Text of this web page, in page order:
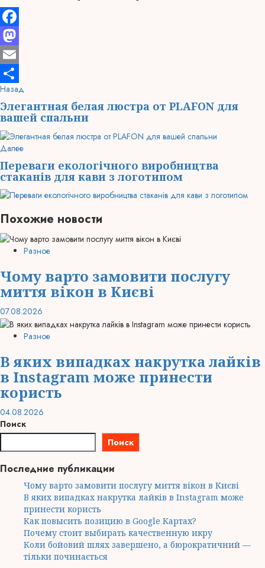
Facebook
Mastodon
Email
Отправить
Продолжить
чтение
Назад
Элегантная белая люстра от PLAFON для
вашей спальни
ДалееСледующая
Переваги екологічного виробництва
стаканів для кави з логотипом
Похожие новости
Разное
Чому варто замовити послугу
миття вікон в Києві
07.08.2026
Разное
В яких випадках накрутка лайків
в Instagram може принести
користь
04.08.2026
Поиск
Поиск
Последние публикации
Чому варто замовити послугу миття вікон в Києві
В яких випадках накрутка лайків в Instagram може
принести користь
Как повысить позицию в Google Картах?
Почему стоит выбирать качественную икру
Коли бойовий шлях завершено, а бюрократичний —
тільки починається